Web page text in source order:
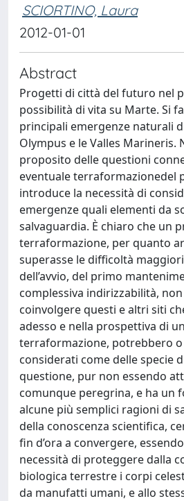
SCIORTINO, Laura
2012-01-01
Abstract
Progetti di città del futuro nel
possibilità di vita su Marte. Si
principali emergenze naturali
Olympus e le Valles Marineris.
proposito delle questioni
eventuale terraformazionedel
introduce la necessità di
emergenze quali elementi da
salvaguardia. È chiaro che un
terraformazione, per quanto
superasse le difficoltà
dell’avvio, del primo
complessiva indirizzabilità,
coinvolgere questi e altri siti
adesso e nella prospettiva di
terraformazione, potrebbero
considerati come delle specie
questione, pur non essendo
comunque peregrina, e ha un
alcune più semplici ragioni di
della conoscenza scientifica,
fin d’ora a convergere,
necessità di proteggere dalla
biologica terrestre i corpi
da manufatti umani, e allo